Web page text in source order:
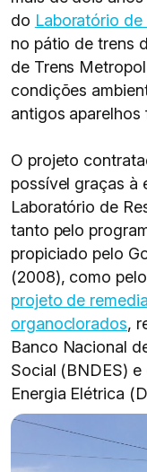
do Laboratório
no pátio de trens
de Trens
condições
antigos aparelhos
O projeto
possível graças à
Laboratório de
tanto pelo
propiciado pelo
(2008), como
projeto de
organoclorados,
Banco Nacional
Social (BNDES)
Energia Elétrica